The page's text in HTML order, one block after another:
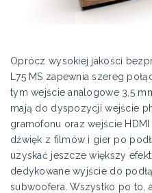
Oprócz wysokiej jakości
L75 MS zapewnia szereg
tym wejście analogowe 3,5
mają do dyspozycji wejście
gramofonu oraz wejście
dźwięk z filmów i gier po
uzyskać jeszcze większy
dedykowane wyjście do
subwoofera. Wszystko po to,